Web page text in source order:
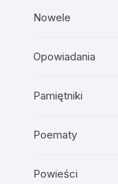
Nowele
Opowiadania
Pamiętniki
Poematy
Powieści